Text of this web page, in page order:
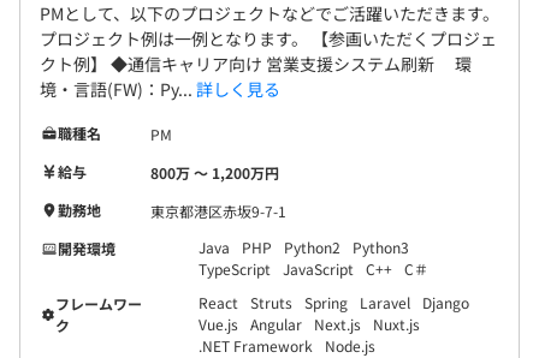
PMとして、以下のプロジェクトなどでご活躍いただきます。
プロジェクト例は一例となります。 【参画いただくプロジェ
クト例】 ◆通信キャリア向け 営業支援システム刷新 環
境・言語(FW)：Py... 詳しく見る
職種名
PM
給与
800万 〜 1,200万円
勤務地
東京都港区赤坂9-7-1
開発環境
Java PHP Python2
Python3
TypeScript
JavaScript C++ C＃
フレームワー
ク
React Struts Spring Laravel
Django
Vue.js Angular Next.js
Nuxt.js
.NET Framework
Node.js